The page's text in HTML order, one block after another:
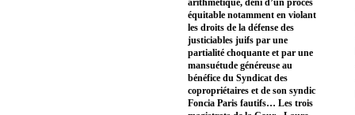
arithmétique, déni d’un procès
équitable notamment en violant
les droits de la défense des
justiciables juifs par une
partialité choquante et par une
mansuétude généreuse au
bénéfice du Syndicat des
copropriétaires et de son syndic
Foncia Paris fautifs… Les trois